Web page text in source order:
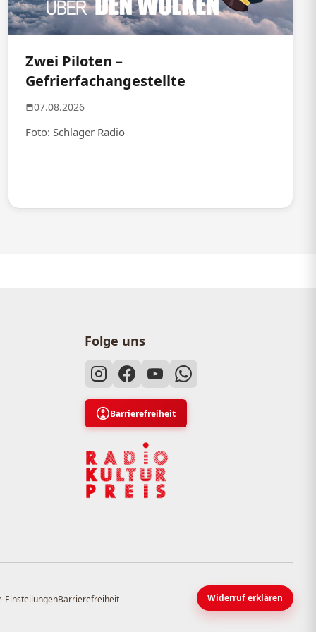
Zwei Piloten –
Gefrierfachangestellte
07.08.2026
Foto: Schlager Radio
Folge uns
Barrierefreiheit
EinstellungenBarrierefreiheit Widerruf erklären